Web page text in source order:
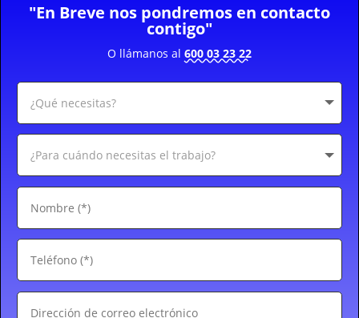
"En Breve nos pondremos en contacto
contigo"
O llámanos al 600 03 23 22